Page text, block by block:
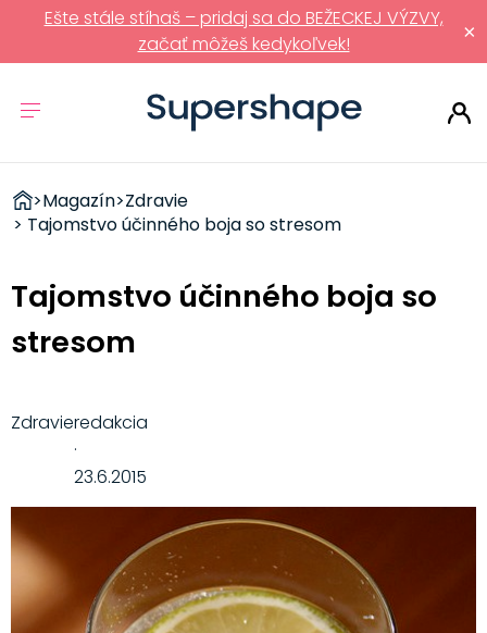
×
Ešte stále stíhaš – pridaj sa do BEŽECKEJ VÝZVY,
začať môžeš kedykoľvek!
ZDRAVÉ
RÝCHLOVKY
>Magazín>Zdravie
> Tajomstvo účinného boja so stresom
Tajomstvo účinného boja so
stresom
Zdravieredakcia
·
23.6.2015